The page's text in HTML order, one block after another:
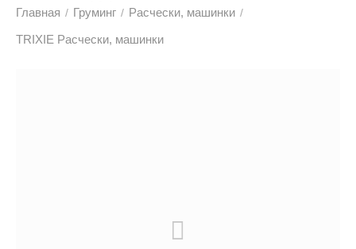
Главная / Груминг / Расчески, машинки /
TRIXIE Расчески, машинки